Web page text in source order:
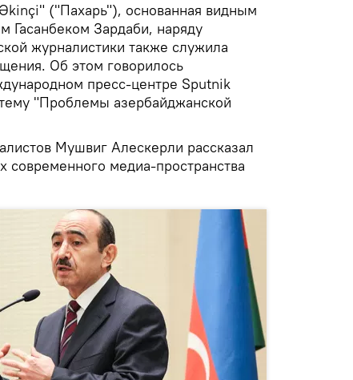
("Пахарь"), основанная видным
Гасанбеком Зардаби, наряду
журналистики также служила
Об этом говорилось
пресс-центре Sputnik
"Проблемы азербайджанской
Мушвиг Алескерли рассказал
современного медиа-пространства